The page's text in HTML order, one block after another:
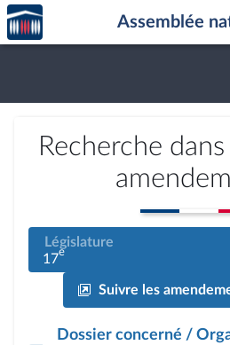
Aller au contenu
Aller en bas de la page
Accèder
à la
page
Assemblée
Recherche
Législature
17e
Suivre les
Dossier concerné /